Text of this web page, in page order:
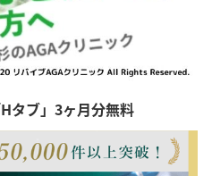
タブ」3ヶ月分無料